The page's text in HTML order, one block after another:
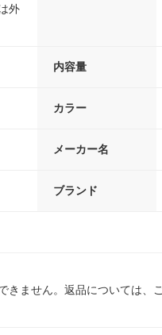
外
内容量
カラー
メーカー名
ブランド
きません。返品については